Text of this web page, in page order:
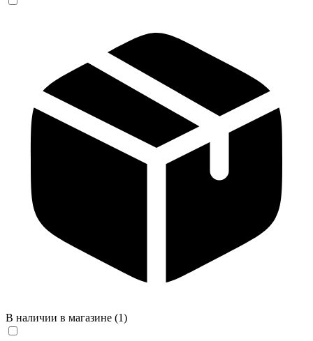
В наличии в магазине (1)